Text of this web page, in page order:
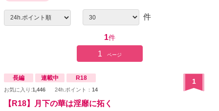
件
1件
1 ページ
長編 連載中 R18
お気に入り:1,446 24h.ポイント： 14
1
【R18】月下の華は淫靡に拓く